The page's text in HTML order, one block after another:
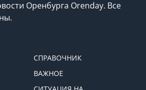
Оренбурга Orenday. Все
СПРАВОЧНИК
ВАЖНОЕ